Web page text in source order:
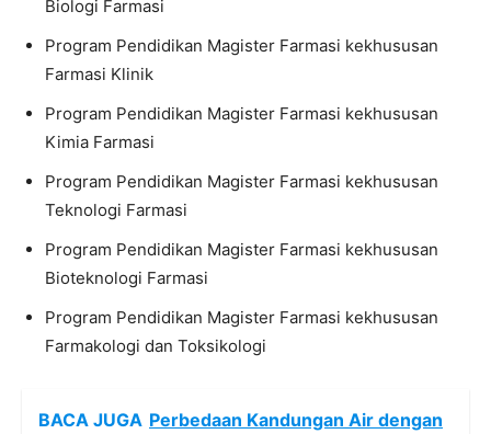
Biologi Farmasi
Program Pendidikan Magister Farmasi kekhususan
Farmasi Klinik
Program Pendidikan Magister Farmasi kekhususan
Kimia Farmasi
Program Pendidikan Magister Farmasi kekhususan
Teknologi Farmasi
Program Pendidikan Magister Farmasi kekhususan
Bioteknologi Farmasi
Program Pendidikan Magister Farmasi kekhususan
Farmakologi dan Toksikologi
BACA JUGA Perbedaan Kandungan Air dengan